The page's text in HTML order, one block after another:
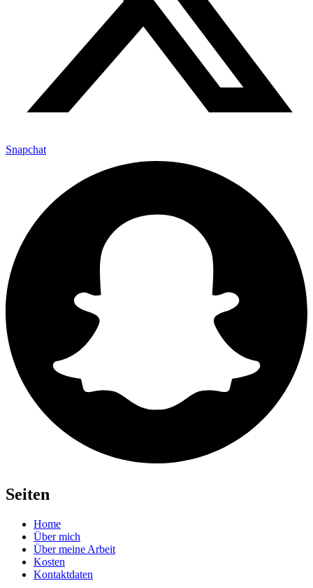
Snapchat
Seiten
Home
Über mich
Über meine Arbeit
Kosten
Kontaktdaten